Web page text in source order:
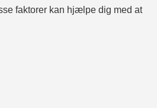
faktorer kan hjælpe dig med at